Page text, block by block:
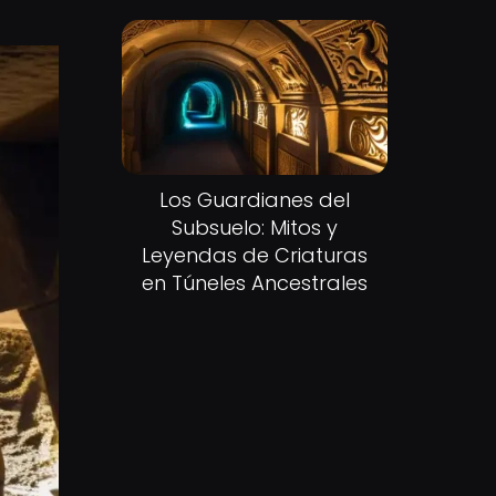
Los Guardianes del
Subsuelo: Mitos y
Leyendas de Criaturas
en Túneles Ancestrales